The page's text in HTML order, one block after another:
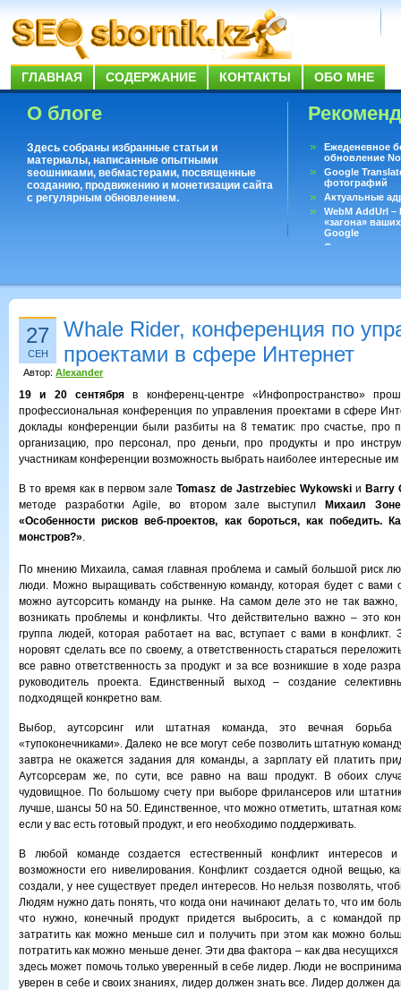
ГЛАВНАЯ СОДЕРЖАНИЕ КОНТАКТЫ ОБО МНЕ
О блоге
Здесь собраны избранные статьи и
материалы, написанные опытными
seoшниками, вебмастерами, посвященные
созданию, продвижению и монетизации сайта
с регулярным обновлением.
Ежеденевное
обновление
Google
фотографий
Актуальные
WebM AddUrl
«загона»
Google
Существует
27
СЕН
Whale Rider, конференция по
проектами в сфере Интернет
Автор: Alexander
19 и 20 сентября в конференц-центре «Инфопространство»
профессиональная конференция по управления проектами в сфере
доклады конференции были разбиты на 8 тематик: про счастье, про
организацию, про персонал, про деньги, про продукты и про
участникам конференции возможность выбрать наиболее интересные
В то время как в первом залеTomasz de Jastrzebiec Wykowskiи Barry
методе разработки Agile, во втором зале выступил
Михаил
«Особенности рисков веб-проектов, как бороться, как победить.
монстров?».
По мнению Михаила, самая главная проблема и самый большой риск
люди. Можно выращивать собственную команду, которая будет с вами
можно аутсорсить команду на рынке. На самом деле это не так важно,
возникать проблемы и конфликты. Что действительно важно – это
группа людей, которая работает на вас, вступает с вами в конфликт.
норовят сделать все по своему, а ответственность стараться
все равно ответственность за продукт и за все возникшие в ходе
руководитель проекта. Единственный выход – создание
подходящей конкретно вам.
Выбор, аутсорсинг или штатная команда, это вечная борьба
«тупоконечниками». Далеко не все могут себе позволить штатную
завтра не окажется задания для команды, а зарплату ей платить
Аутсорсерам же, по сути, все равно на ваш продукт. В обоих
чудовищное. По большому счету при выборе фрилансеров или
лучше, шансы 50 на 50. Единственное, что можно отметить, штатная
если у вас есть готовый продукт, и его необходимо поддерживать.
В любой команде создается естественный конфликт интересов и
возможности его нивелирования. Конфликт создается одной вещью,
создали, у нее существует предел интересов. Но нельзя позволять,
Людям нужно дать понять, что когда они начинают делать то, что им
что нужно, конечный продукт придется выбросить, а с командой
затратить как можно меньше сил и получить при этом как можно
потратить как можно меньше денег. Эти два фактора – как два несущихся
здесь может помочь только уверенный в себе лидер. Люди не
уверен в себе и своих знаниях, лидер должен знать все. Лидер должен